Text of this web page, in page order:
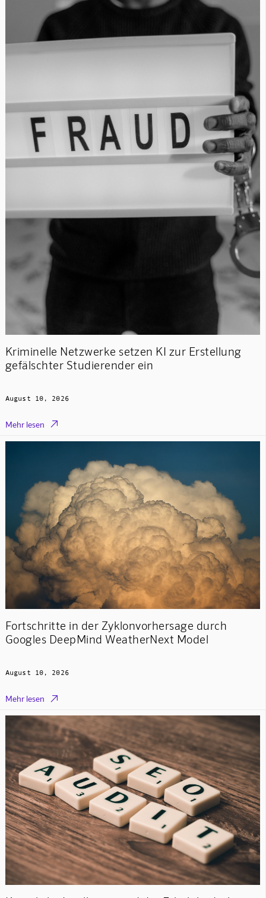
Kriminelle Netzwerke setzen KI zur Erstellung
gefälschter Studierender ein
August 10, 2026
Mehr lesen 
Fortschritte in der Zyklonvorhersage durch
Googles DeepMind WeatherNext Model
August 10, 2026
Mehr lesen 